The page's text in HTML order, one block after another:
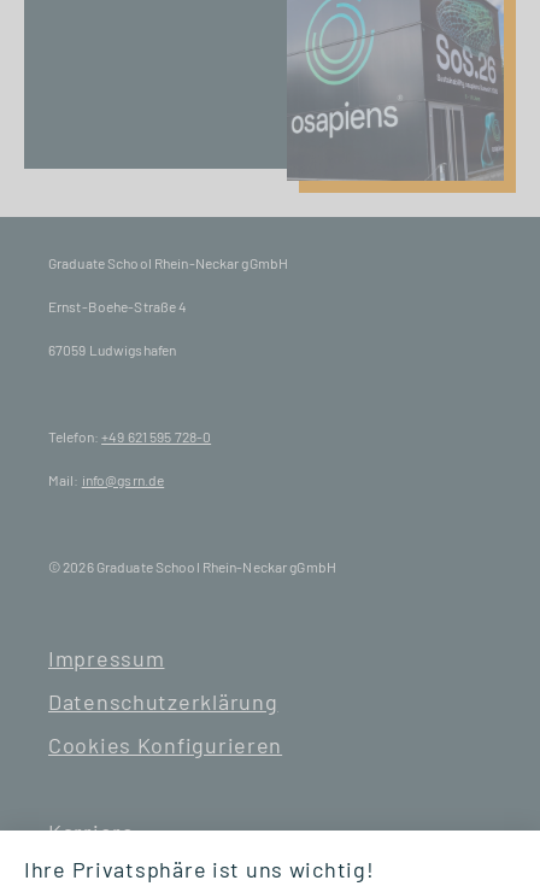
Graduate School Rhein-Neckar gGmbH
Ernst-Boehe-Straße 4
67059 Ludwigshafen
Telefon:+49 621 595 728-0
Mail: info@gsrn.de
© 2026 Graduate School Rhein-Neckar gGmbH
Impressum
Datenschutzerklärung
Cookies Konfigurieren
Karriere
Ihre Privatsphäre ist uns wichtig!